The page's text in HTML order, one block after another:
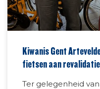
Kiwanis Gent
fietsen aan
Ter gelegenheid